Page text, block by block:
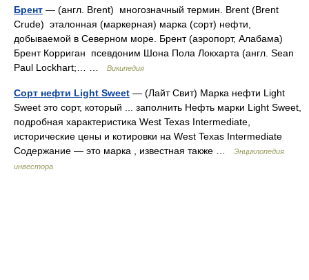
Брент — (англ. Brent) многозначный термин. Brent (Brent
Crude) эталонная (маркерная) марка (сорт) нефти,
добываемой в Северном море. Брент (аэропорт, Алабама)
Брент Корриган псевдоним Шона Пола Локхарта (англ. Sean
Paul Lockhart;… …
Википедия
Сорт нефти Light Sweet — (Лайт Свит) Марка нефти Light
Sweet это сорт, который ... заполнить Нефть марки Light Sweet,
подробная характеристика West Texas Intermediate,
исторические цены и котировки на West Texas Intermediate
Содержание — это марка , известная также …
Энциклопедия
инвестора